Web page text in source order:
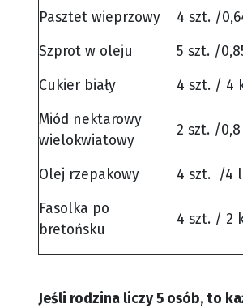
Pasztet wieprzowy
4 szt. /
Szprot w oleju
5 szt. /
Cukier biały
4 szt. / 4
Miód nektarowy
wielokwiatowy
2 szt. /
Olej rzepakowy
4 szt. /4 l
Fasolka po
bretońsku
4 szt. / 2
Jeśli rodzina liczy 5 osób, to